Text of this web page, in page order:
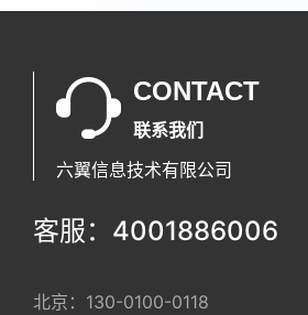
CONTACT
联系我们
六翼信息技术有限公司
客服：4001886006
北京： 130-0100-0118